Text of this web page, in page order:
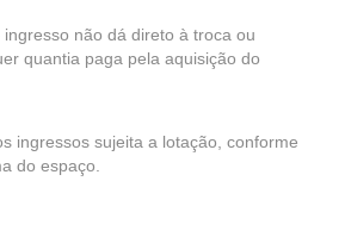
ingresso não dá direto à troca ou
quantia paga pela aquisição do
ingressos sujeita a lotação, conforme
do espaço.